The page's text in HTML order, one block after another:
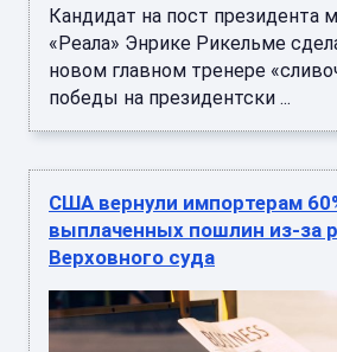
Кандидат на пост президента
«Реала» Энрике Рикельме
новом главном тренере
победы на президентски ...
США вернули импортерам
выплаченных пошлин из-за
Верховного суда